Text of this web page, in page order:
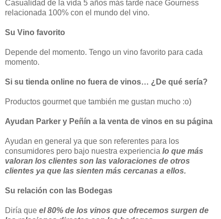
Casualidad de la vida 5 años más tarde nace Gourness
relacionada 100% con el mundo del vino.
Su Vino favorito
Depende del momento. Tengo un vino favorito para cada
momento.
Si su tienda online no fuera de vinos… ¿De qué sería?
Productos gourmet que también me gustan mucho :o)
Ayudan Parker y Peñín a la venta de vinos en su página
Ayudan en general ya que son referentes para los
consumidores pero bajo nuestra experiencia lo que más
valoran los clientes son las valoraciones de otros
clientes ya que las sienten más cercanas a ellos.
Su relación con las Bodegas
Diría que el 80% de los vinos que ofrecemos surgen de